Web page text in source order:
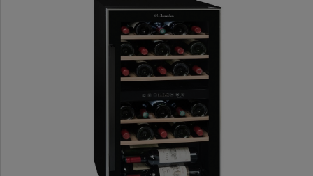
VINOTECAS OFERTAS